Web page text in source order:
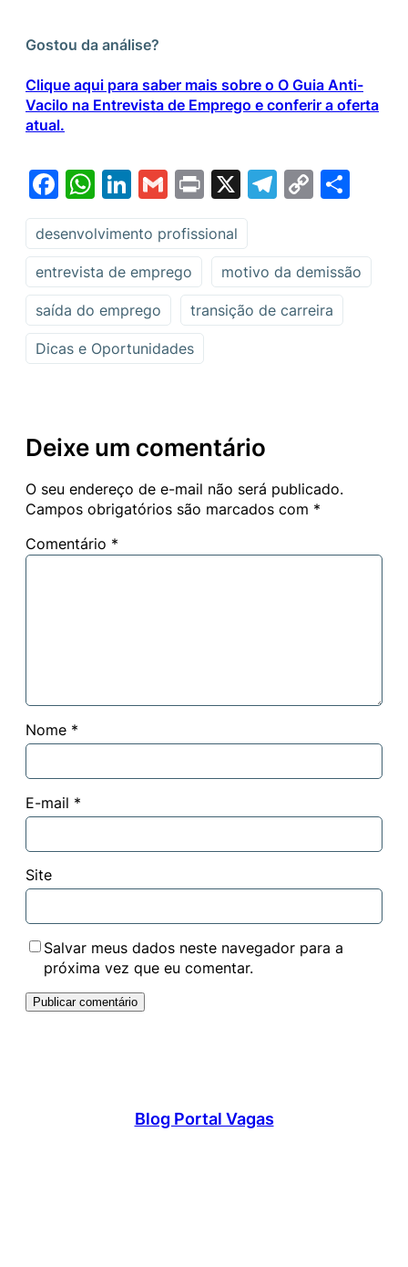
Gostou da análise?
Clique aqui para saber mais sobre o O Guia Anti-
Vacilo na Entrevista de Emprego e conferir a oferta
atual.
Facebook
WhatsApp
LinkedIn
GmailPrint
X Telegram
Copy
desenvolvimento profissional
entrevista de emprego motivo da demissão
saída do emprego transição de carreira
Dicas e Oportunidades
Deixe um comentário
O seu endereço de e-mail não será publicado.
Campos obrigatórios são marcados com *
Comentário *
Nome *
E-mail *
Site
Salvar meus dados neste navegador para a
próxima vez que eu comentar.
Blog Portal Vagas